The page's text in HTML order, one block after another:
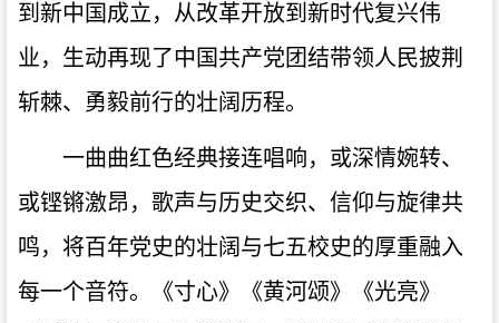
到新中国成立，从改革开放到新时代复兴伟
业，生动再现了中国共产党团结带领人民披荆
斩棘、勇毅前行的壮阔历程。
一曲曲红色经典接连唱响，或深情婉转、
或铿锵激昂，歌声与历史交织、信仰与旋律共
鸣，将百年党史的壮阔与七五校史的厚重融入
每一个音符。《寸心》《黄河颂》《光亮》